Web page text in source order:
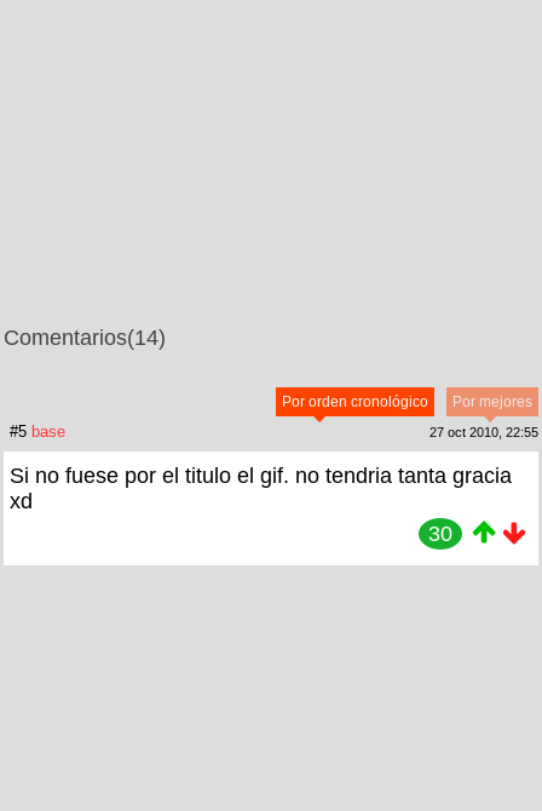
Comentarios(14)
Por mejores
Por orden cronológico
#5 base 27 oct 2010, 22:55
Si no fuese por el titulo el gif. no tendria tanta gracia
xd
30